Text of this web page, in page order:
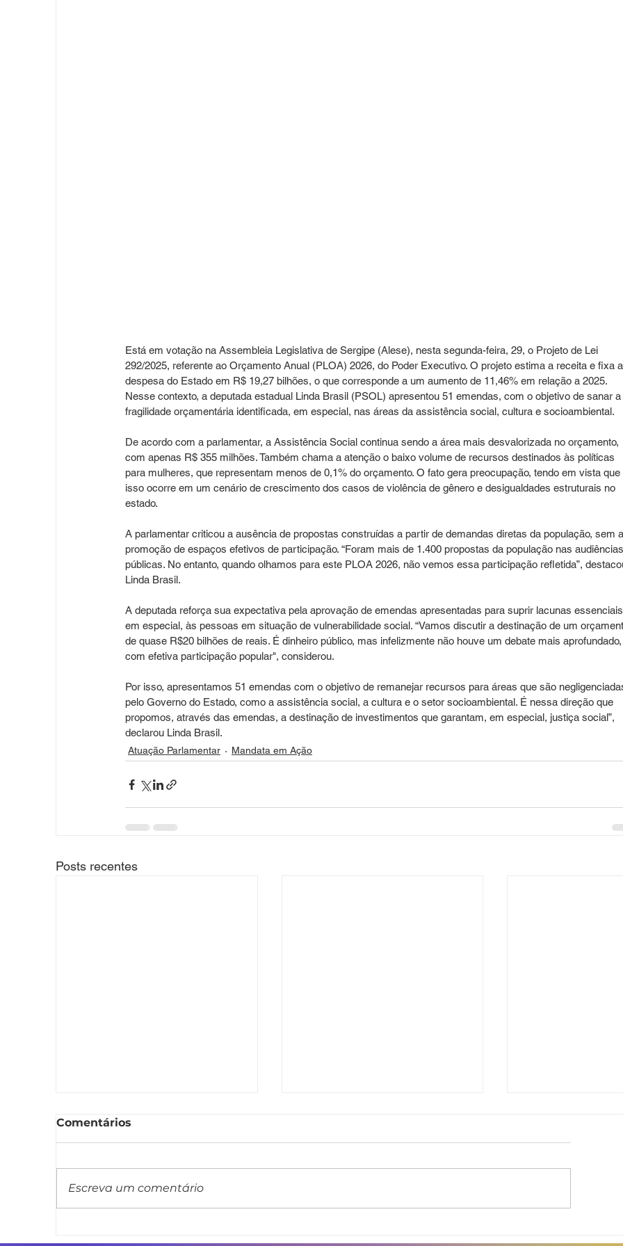
Está em votação na Assembleia Legislativa de Sergipe (Alese), nesta segunda-feira, 29, o Projeto de Lei
292/2025, referente ao Orçamento Anual (PLOA) 2026, do Poder Executivo. O projeto estima a receita e fixa a
despesa do Estado em R$ 19,27 bilhões, o que corresponde a um aumento de 11,46% em relação a 2025.
Nesse contexto, a deputada estadual Linda Brasil (PSOL) apresentou 51 emendas, com o objetivo de sanar a
fragilidade orçamentária identificada, em especial, nas áreas da assistência social, cultura e socioambiental.
De acordo com a parlamentar, a Assistência Social continua sendo a área mais desvalorizada no orçamento,
com apenas R$ 355 milhões. Também chama a atenção o baixo volume de recursos destinados às políticas
para mulheres, que representam menos de 0,1% do orçamento. O fato gera preocupação, tendo em vista que
isso ocorre em um cenário de crescimento dos casos de violência de gênero e desigualdades estruturais no
estado.
A parlamentar criticou a ausência de propostas construídas a partir de demandas diretas da população, sem a
promoção de espaços efetivos de participação. “Foram mais de 1.400 propostas da população nas audiências
públicas. No entanto, quando olhamos para este PLOA 2026, não vemos essa participação refletida”,
Linda Brasil.
A deputada reforça sua expectativa pela aprovação de emendas apresentadas para suprir lacunas
em especial, às pessoas em situação de vulnerabilidade social. “Vamos discutir a destinação de um
de quase R$20 bilhões de reais. É dinheiro público, mas infelizmente não houve um debate mais aprofundado,
com efetiva participação popular", considerou.
Por isso, apresentamos 51 emendas com o objetivo de remanejar recursos para áreas que são
pelo Governo do Estado, como a assistência social, a cultura e o setor socioambiental. É nessa direção que
propomos, através das emendas, a destinação de investimentos que garantam, em especial, justiça social”,
declarou Linda Brasil.
Atuação Parlamentar Mandata em Ação
Posts recentes
Comentários
Escreva um comentário